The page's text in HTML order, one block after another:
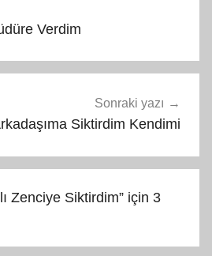
Verdim
Sonraki yazı
Siktirdim Kendimi
Zenciye Siktirdim” için 3